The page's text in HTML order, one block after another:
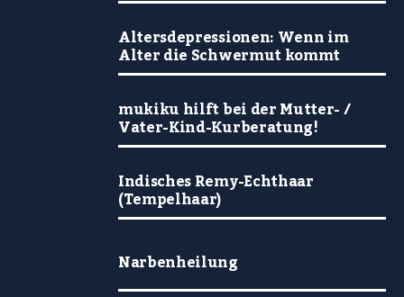
Altersdepressionen: Wenn im
Alter die Schwermut kommt
mukiku hilft bei der Mutter- /
Vater-Kind-Kurberatung!
Indisches Remy-Echthaar
(Tempelhaar)
Narbenheilung